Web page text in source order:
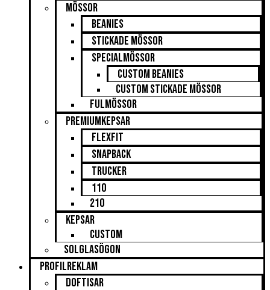
Mössor
Beanies
Stickade mössor
Specialmössor
Custom beanies
Custom Stickade mössor
Fulmössor
Premiumkepsar
Flexfit
Snapback
Trucker
110
210
Kepsar
Custom
Solglasögon
Profilreklam
Doftisar